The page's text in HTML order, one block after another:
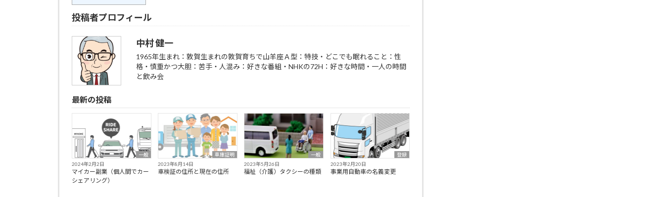
投稿者プロフィール
中村 健一
1965年生まれ：敦賀生まれの敦賀育ちで山羊座Ａ型：特技・どこでも眠れること：性
格・慎重かつ大胆：苦手・人混み：好きな番組・NHKの72H：好きな時間・一人の時間
と飲み会
最新の投稿
一般
2024年2月2日
マイカー副業（個人間でカー
シェアリング）
車庫証明
2023年8月14日
車検証の住所と現在の住所
一般
2023年5月26日
福祉（介護）タクシーの種類
登録
2023年2月20日
事業用自動車の名義変更